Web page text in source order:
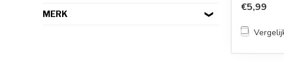
MERK
€5,99